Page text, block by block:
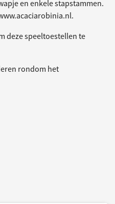
en enkele stapstammen.
deze speeltoestellen te
rondom het